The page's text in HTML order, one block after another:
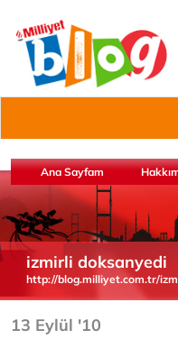
Ana Sayfam
izmirli doksanyedi
http://blog.milliyet.com.tr/
13 Eylül '10